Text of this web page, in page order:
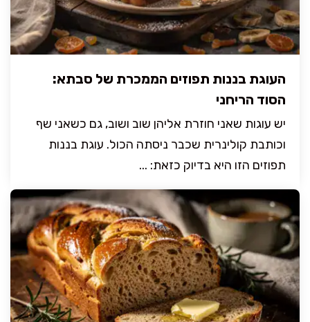
העוגת בננות תפוזים הממכרת של סבתא:
הסוד הריחני
יש עוגות שאני חוזרת אליהן שוב ושוב, גם כשאני שף
וכותבת קולינרית שכבר ניסתה הכול. עוגת בננות
תפוזים הזו היא בדיוק כזאת: ...